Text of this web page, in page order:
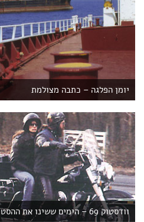
יומן הפלגה – כתבה מצולמת
וודסטוק 69 – הימים ששינו את ההסטוריה